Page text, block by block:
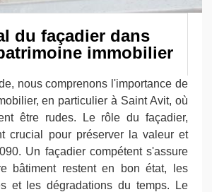
du façadier dans
immobilier
nous comprenons l'importance de
en particulier à Saint Avit, où
être rudes. Le rôle du façadier,
crucial pour préserver la valeur et
Un façadier compétent s'assure
bâtiment restent en bon état, les
et les dégradations du temps. Le